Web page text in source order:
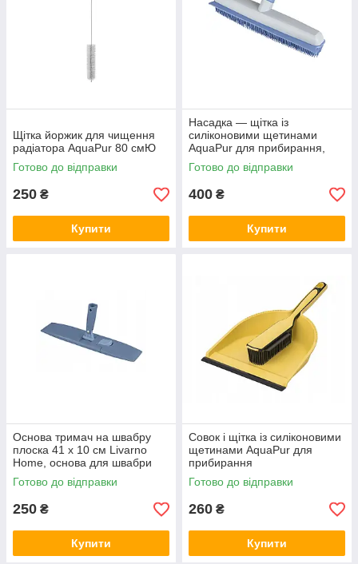
Щітка йоржик для чищення
радіатора AquaPur 80 смЮ
Готово до відправки
250 ₴
Купити
Насадка — щітка із
силіконовими щетинами
AquaPur для прибирання,
гумовий віник
Готово до відправки
400 ₴
Купити
Основа тримач на швабру
плоска 41 х 10 см Livarno
Home, основа для швабри
Готово до відправки
250 ₴
Купити
Совок і щітка із силіконовими
щетинами AquaPur для
прибирання
Готово до відправки
260 ₴
Купити